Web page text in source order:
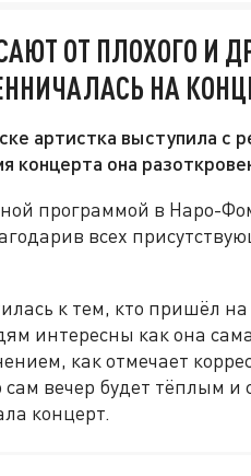
ОТ ПЛОХОГО И
НА
артистка выступила с
концерта она
программой в Наро-
всех
к тем, кто пришёл
интересны как она
как отмечает
вечер будет тёплым и
концерт.